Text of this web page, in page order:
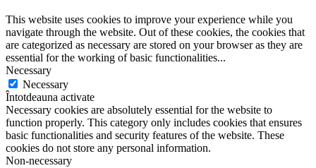
This website uses cookies to improve your experience while you
navigate through the website. Out of these cookies, the cookies that
are categorized as necessary are stored on your browser as they are
essential for the working of basic functionalities...
Necessary
Necessary
Întotdeauna activate
Necessary cookies are absolutely essential for the website to
function properly. This category only includes cookies that ensures
basic functionalities and security features of the website. These
cookies do not store any personal information.
Non-necessary